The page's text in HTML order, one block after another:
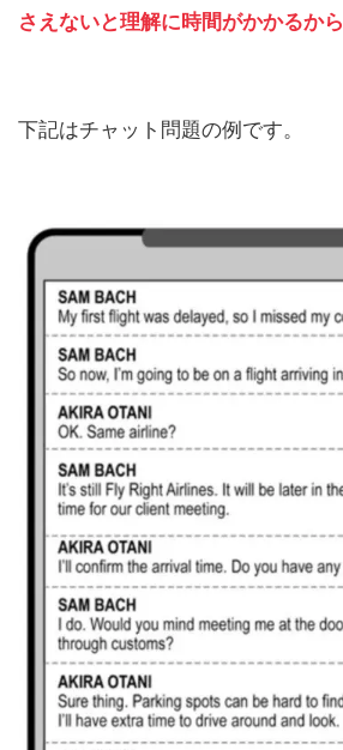
さえないと理解に時間がかかるから
下記はチャット問題の例です。